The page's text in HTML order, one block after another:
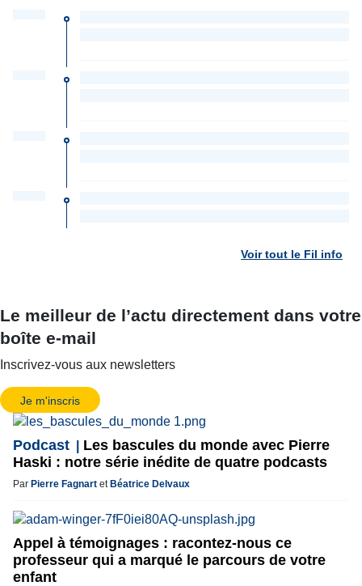
Voir tout le Fil info
Le meilleur de l’actu directement dans votre
boîte e-mail
Inscrivez-vous aux newsletters
Je m'inscris
Podcast
Les bascules du monde avec Pierre
Haski : notre série inédite de quatre podcasts
Par Pierre Fagnart et Béatrice Delvaux
Appel à témoignages : racontez-nous ce
professeur qui a marqué le parcours de votre
enfant